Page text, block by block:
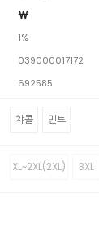
￦
1%
039000017172
692585
챠콜 민트
XL~2XL(2XL) 3XL